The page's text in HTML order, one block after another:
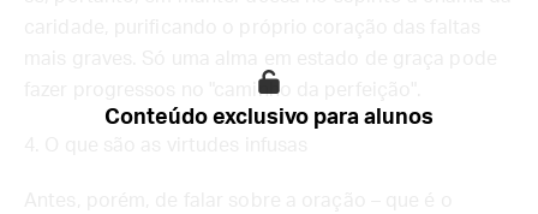
fazer progressos no "caminho da perfeição".
Conteúdo exclusivo para alunos